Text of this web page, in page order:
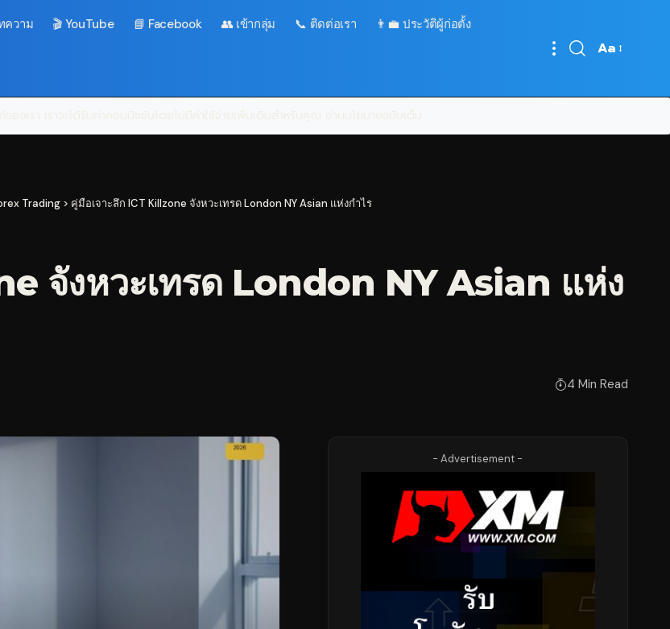
ความ 🎬 YouTube 📘 Facebook 👥 เข้ากลุ่ม 📞 ติดต่อเรา 👨‍💼 ประวัติผู้ก่อตั้ง
Font
Aa
Trading > คู่มือเจาะลึก ICT Killzone จังหวะเทรด London NY Asian แห่งกำไร
จังหวะเทรด London NY Asian แห่ง
4 Min Read
- Advertisement -